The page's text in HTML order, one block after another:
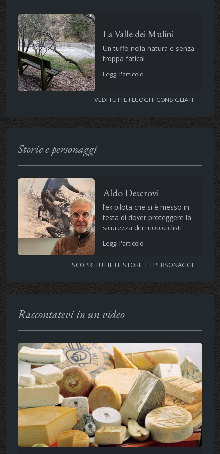
La Valle dei Mulini
Un tuffo nella natura e senza
troppa fatica!
Leggi l'articolo
VEDI TUTTE I LUOGHI CONSIGLIATI
Storie e personaggi
Aldo Descrovi
l’ex pilota che si è messo in
testa di dover proteggere la
sicurezza dei motociclisti
Leggi l'articolo
SCOPRI TUTTE LE STORIE E I PERSONAGGI
Raccontatevi in un video